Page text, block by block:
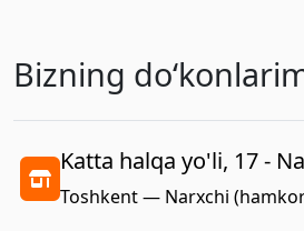
Bizning
Katta halqa yo'li, 17 -
Toshkent — Narxchi